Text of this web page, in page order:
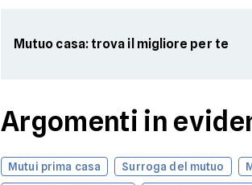
Mutuo casa: trova il migliore per te
Argomenti in
Mutui prima casa Surroga del mutuo